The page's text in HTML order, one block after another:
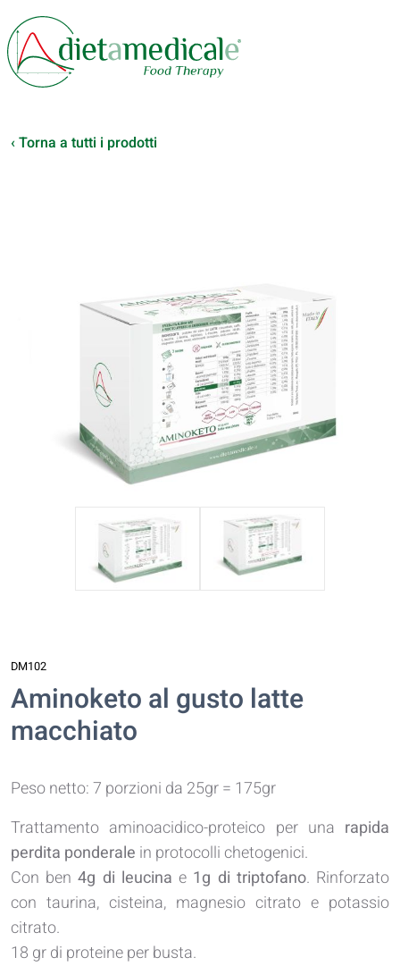
‹ Torna a tutti i prodotti
DM102
Aminoketo al gusto latte
macchiato
Peso netto: 7 porzioni da 25gr = 175gr
Trattamento aminoacidico-proteico per una rapida
perdita ponderale in protocolli chetogenici.
Con ben4g di leucina e 1g di triptofano. Rinforzato
con taurina, cisteina, magnesio citrato e potassio
citrato.
18 gr di proteine per busta.